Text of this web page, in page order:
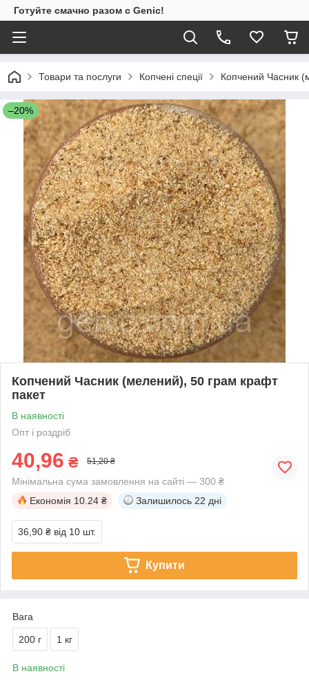
Готуйте смачно разом с Genic!
Товари та послуги Копчені спеції Копчений Часник
–20%
Копчений Часник (мелений), 50 грам крафт
пакет
В наявності
Опт і роздріб
40,96 ₴ 51,20 ₴
Мінімальна сума замовлення на сайті — 300 ₴
Економія 10.24 ₴ Залишилось 22 дні
36,90 ₴ від 10 шт.
Купити
Вага
200 г 1 кг
В наявності